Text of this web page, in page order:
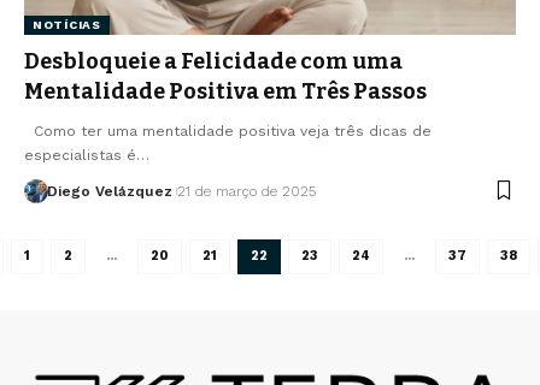
NOTÍCIAS
Desbloqueie a Felicidade com uma
Mentalidade Positiva em Três Passos
Como ter uma mentalidade positiva veja três dicas de
especialistas é…
Diego Velázquez 21 de março de 2025
1 2 … 20 21 22 23 24 … 37 38